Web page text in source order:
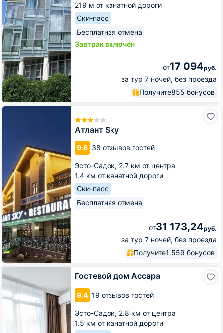
219 м от канатной дороги
Ски-пасс
Бесплатная отмена
Завтрак включён
от17 094руб.
за тур 7 ночей, без проезда
Получите855 бонусов
Атлант Sky
9.6 38 отзывов гостей
Эсто-Садок, 2.7 км от центра
1.4 км от канатной дороги
Ски-пасс
Бесплатная отмена
от31 173,24руб.
за тур 7 ночей, без проезда
Получите1 559 бонусов
Атлант
Гостевой дом Ассара
9.4 19 отзывов гостей
Эсто-Садок, 2.8 км от центра
1.5 км от канатной дороги
Гостевой
дом
Ассара